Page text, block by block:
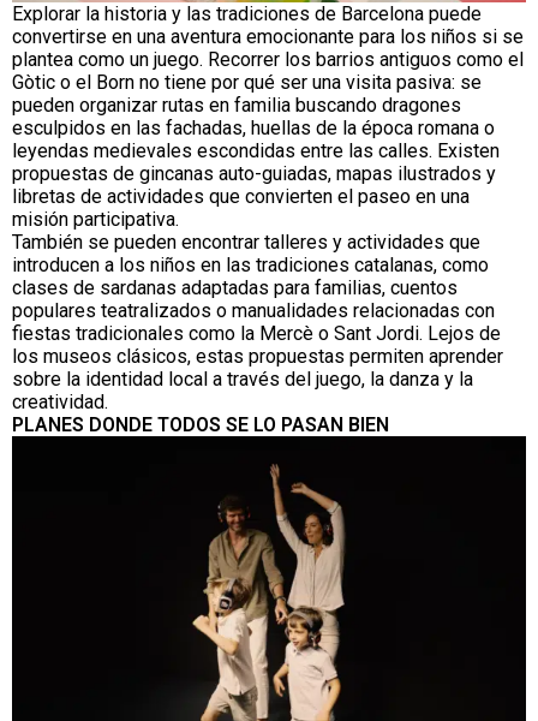
Explorar la historia y las tradiciones de Barcelona puede
convertirse en una aventura emocionante para los niños si se
plantea como un juego. Recorrer los barrios antiguos como el
Gòtic o el Born no tiene por qué ser una visita pasiva: se
pueden organizar rutas en familia buscando dragones
esculpidos en las fachadas, huellas de la época romana o
leyendas medievales escondidas entre las calles. Existen
propuestas de gincanas auto-guiadas, mapas ilustrados y
libretas de actividades que convierten el paseo en una
misión participativa.
También se pueden encontrar talleres y actividades que
introducen a los niños en las tradiciones catalanas, como
clases de sardanas adaptadas para familias, cuentos
populares teatralizados o manualidades relacionadas con
fiestas tradicionales como la Mercè o Sant Jordi. Lejos de
los museos clásicos, estas propuestas permiten aprender
sobre la identidad local a través del juego, la danza y la
creatividad.
PLANES DONDE TODOS SE LO PASAN BIEN